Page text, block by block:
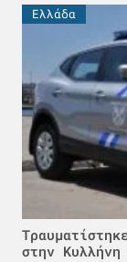
Ελλάδα
στην